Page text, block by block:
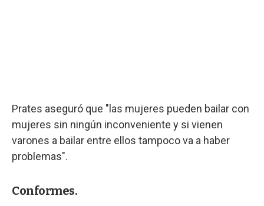
Prates aseguró que "las mujeres pueden bailar con
mujeres sin ningún inconveniente y si vienen
varones a bailar entre ellos tampoco va a haber
problemas".
Conformes.